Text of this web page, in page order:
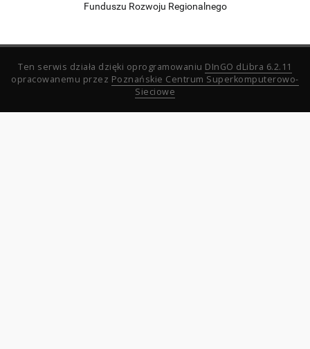
Funduszu Rozwoju Regionalnego
Ten serwis działa dzięki oprogramowaniu DInGO dLibra 6.2.11
opracowanemu przez Poznańskie Centrum Superkomputerowo-
Sieciowe